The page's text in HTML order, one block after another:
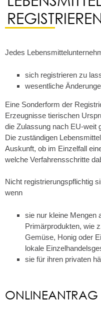
Jedes
sich registrieren zu
wesentliche
Eine Sonderform der
Erzeugnisse tierischen
die Zulassung nach EU-weit
Die zuständigen
Auskunft, ob im Einzelfall
welche Verfahrensschritte
Nicht registrierungspflichtig
wenn
sie nur kleine Mengen
Primärprodukten, wie
Gemüse, Honig oder
lokale
sie für ihren privaten